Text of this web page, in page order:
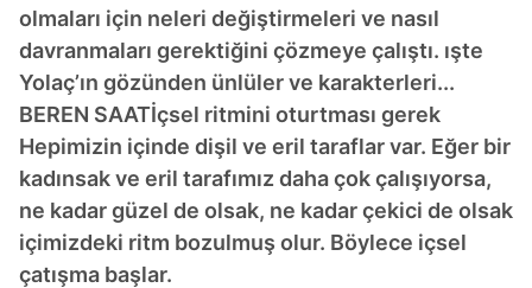
olmaları için neleri değiştirmeleri ve nasıl
davranmaları gerektiğini çözmeye çalıştı. ışte
Yolaç’ın gözünden ünlüler ve karakterleri...
BEREN SAATİçsel ritmini oturtması gerek
Hepimizin içinde dişil ve eril taraflar var. Eğer bir
kadınsak ve eril tarafımız daha çok çalışıyorsa,
ne kadar güzel de olsak, ne kadar çekici de olsak
içimizdeki ritm bozulmuş olur. Böylece içsel
çatışma başlar.